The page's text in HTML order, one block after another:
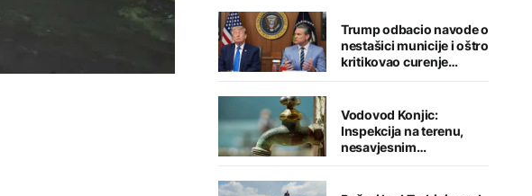
Trump odbacio navode o
nestašici municije i oštro
kritikovao curenje
podataka
Vodovod Konjic:
Inspekcija na terenu,
nesavjesnim
potrošačima prijete